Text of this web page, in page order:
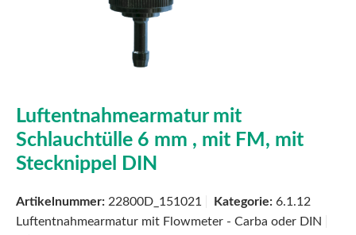
Luftentnahmearmatur mit
Schlauchtülle 6 mm , mit FM, mit
Stecknippel DIN
Artikelnummer: 22800D_151021 Kategorie: 6.1.12
Luftentnahmearmatur mit Flowmeter - Carba oder DIN